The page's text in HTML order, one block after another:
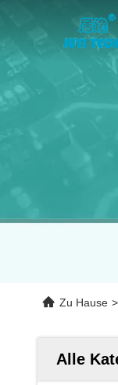
Zu Hause >
Alle